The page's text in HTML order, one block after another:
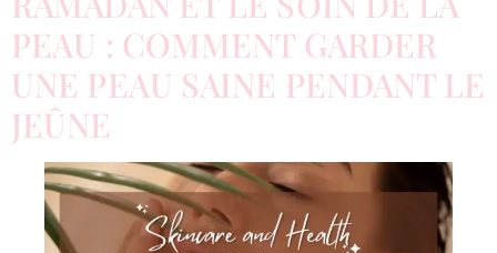
PEAU : COMMENT GARDER
UNE PEAU SAINE PENDANT LE
JEÛNE